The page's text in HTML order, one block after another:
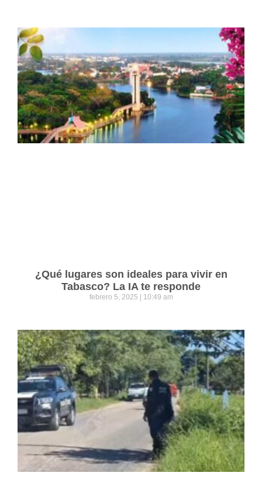
¿Qué lugares son ideales para vivir en
Tabasco? La IA te responde
febrero 5, 2025 10:49 am